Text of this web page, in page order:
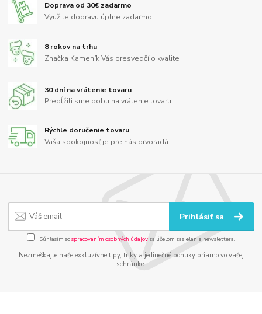
Doprava od 30€ zadarmo
Využite dopravu úplne zadarmo
8 rokov na trhu
Značka Kameník Vás presvedčí o kvalite
30 dní na vrátenie tovaru
Predĺžili sme dobu na vrátenie tovaru
Rýchle doručenie tovaru
Vaša spokojnosť je pre nás prvoradá
Prihlásiť sa
Súhlasím sospracovaním osobných údajov za účelom zasielania newslettera.
Nezmeškajte naše exkluzívne tipy, triky a jedinečné ponuky priamo vo vašej
schránke.